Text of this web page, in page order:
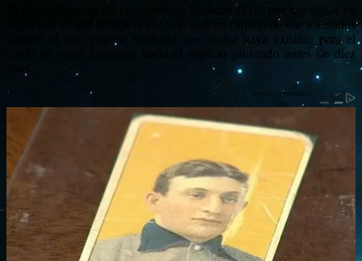
El futuro Sistema de Lanzamiento Espacial (SLS por sus siglas en
inglés) en el que trabaja la NASA, está en camino de dar a Estados
Unidos el más potente vehículo que nunca haya existido para el
envío de seres humanos hacia el espacio profundo antes de diez